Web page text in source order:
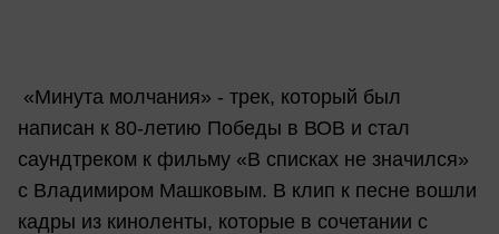
«Минута молчания» - трек, который был
написан к 80-летию Победы в ВОВ и стал
саундтреком к фильму «В списках не значился»
с Владимиром Машковым. В клип к песне вошли
кадры из киноленты, которые в сочетании с